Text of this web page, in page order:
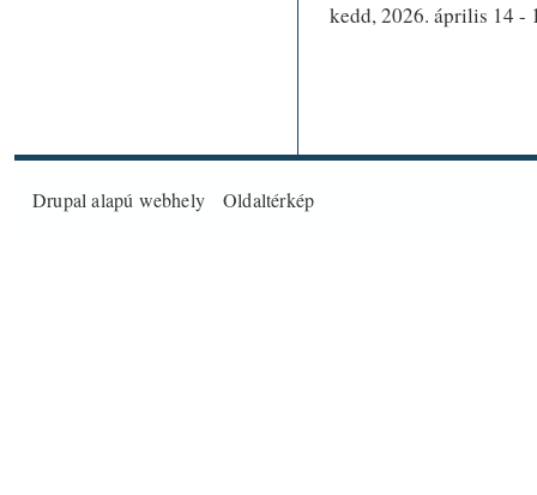
kedd, 2026. április 14 -
Drupal alapú webhely Oldaltérkép